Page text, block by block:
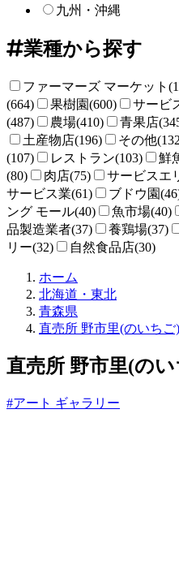
九州・沖縄
業種から探す
ファーマーズ マーケット
(664)
果樹園(600)
サービ
(487)
農場(410) 青果店
土産物店(196)
その他
(107)
レストラン(103) 鮮
(80)
肉店(75) サービスエ
サービス業(61)
ブドウ園
ング モール(40)
魚市場(40)
品製造業者(37)
養鶏場(37)
リー(32)
自然食品店(30)
ホーム
売
ね
と
北海道・東北
青森県
直売所 野市里(のいちご)
直売所 野市里(の
#アート ギャラリー